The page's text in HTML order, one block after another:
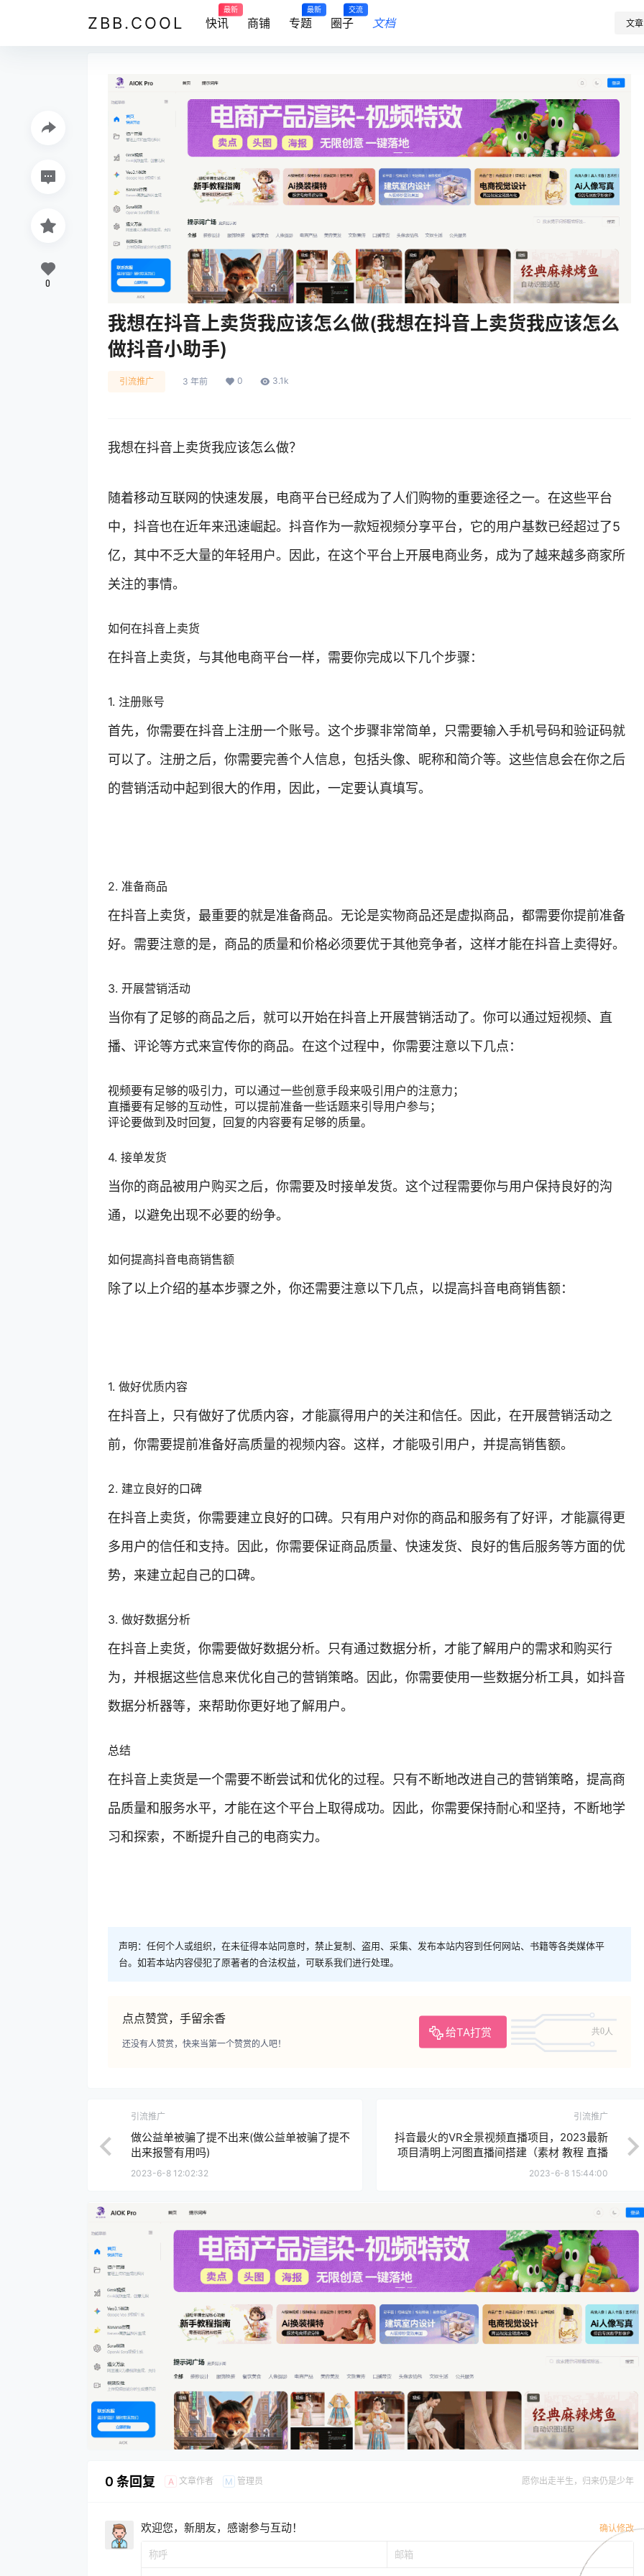
ZBB.COOL 快讯
最新
商铺 专题
最新
圈子
交流
文档 文章
我想在抖音上卖货我应该怎么做(我想在抖音上卖货我应该怎么
做抖音小助手)
引流推广 3 年前 0 3.1k
我想在抖音上卖货我应该怎么做？
随着移动互联网的快速发展，电商平台已经成为了人们购物的重要途径之一。在这些平台
中，抖音也在近年来迅速崛起。抖音作为一款短视频分享平台，它的用户基数已经超过了5
亿，其中不乏大量的年轻用户。因此，在这个平台上开展电商业务，成为了越来越多商家所
关注的事情。
如何在抖音上卖货
在抖音上卖货，与其他电商平台一样，需要你完成以下几个步骤：
1. 注册账号
首先，你需要在抖音上注册一个账号。这个步骤非常简单，只需要输入手机号码和验证码就
可以了。注册之后，你需要完善个人信息，包括头像、昵称和简介等。这些信息会在你之后
的营销活动中起到很大的作用，因此，一定要认真填写。
2. 准备商品
在抖音上卖货，最重要的就是准备商品。无论是实物商品还是虚拟商品，都需要你提前准备
好。需要注意的是，商品的质量和价格必须要优于其他竞争者，这样才能在抖音上卖得好。
3. 开展营销活动
当你有了足够的商品之后，就可以开始在抖音上开展营销活动了。你可以通过短视频、直
播、评论等方式来宣传你的商品。在这个过程中，你需要注意以下几点：
视频要有足够的吸引力，可以通过一些创意手段来吸引用户的注意力；
直播要有足够的互动性，可以提前准备一些话题来引导用户参与；
评论要做到及时回复，回复的内容要有足够的质量。
4. 接单发货
当你的商品被用户购买之后，你需要及时接单发货。这个过程需要你与用户保持良好的沟
通，以避免出现不必要的纷争。
如何提高抖音电商销售额
除了以上介绍的基本步骤之外，你还需要注意以下几点，以提高抖音电商销售额：
1. 做好优质内容
在抖音上，只有做好了优质内容，才能赢得用户的关注和信任。因此，在开展营销活动之
前，你需要提前准备好高质量的视频内容。这样，才能吸引用户，并提高销售额。
2. 建立良好的口碑
在抖音上卖货，你需要建立良好的口碑。只有用户对你的商品和服务有了好评，才能赢得更
多用户的信任和支持。因此，你需要保证商品质量、快速发货、良好的售后服务等方面的优
势，来建立起自己的口碑。
3. 做好数据分析
在抖音上卖货，你需要做好数据分析。只有通过数据分析，才能了解用户的需求和购买行
为，并根据这些信息来优化自己的营销策略。因此，你需要使用一些数据分析工具，如抖音
数据分析器等，来帮助你更好地了解用户。
总结
在抖音上卖货是一个需要不断尝试和优化的过程。只有不断地改进自己的营销策略，提高商
品质量和服务水平，才能在这个平台上取得成功。因此，你需要保持耐心和坚持，不断地学
习和探索，不断提升自己的电商实力。
声明：任何个人或组织，在未征得本站同意时，禁止复制、盗用、采集、发布本站内容到任何网站、书籍等各类媒体平
台。如若本站内容侵犯了原著者的合法权益，可联系我们进行处理。
点点赞赏，手留余香
给TA打赏 共0人
还没有人赞赏，快来当第一个赞赏的人吧！
0
引流推广
做公益单被骗了提不出来(做公益单被骗了提不
出来报警有用吗)
2023-6-8 12:02:32
引流推广
抖音最火的VR全景视频直播项目，2023最新
项目清明上河图直播间搭建（素材 教程 直播
权限开通）
2023-6-8 15:44:00
0 条回复 A 文章作者 M 管理员 愿你出走半生，归来仍是少年
欢迎您，新朋友，感谢参与互动！ 确认修改